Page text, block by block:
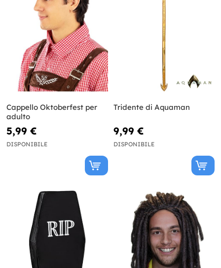
Cappello Oktoberfest per
adulto
5,99 €
DISPONIBILE
Tridente di Aquaman
9,99 €
DISPONIBILE